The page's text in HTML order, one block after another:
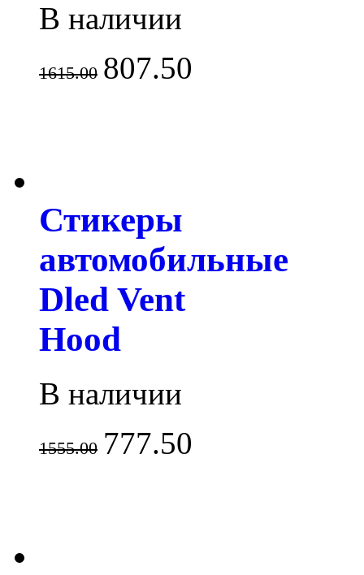
В наличии
1615.00 807.50
Стикеры
автомобильные
Dled Vent
Hood
В наличии
1555.00 777.50